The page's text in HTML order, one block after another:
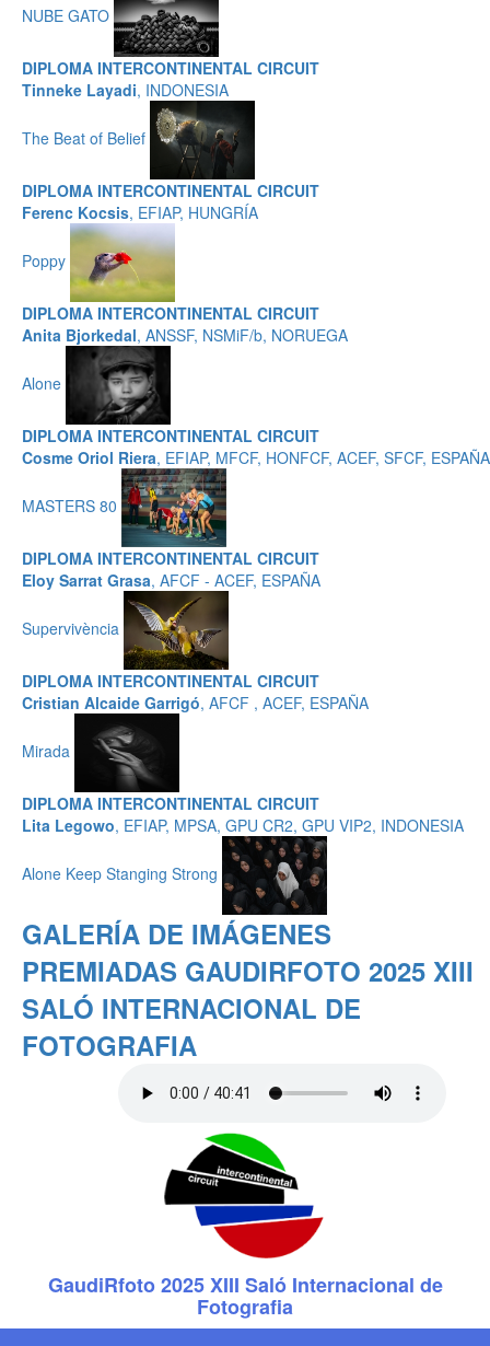
NUBE GATO
DIPLOMA INTERCONTINENTAL CIRCUIT
Tinneke Layadi, INDONESIA
The Beat of Belief
DIPLOMA INTERCONTINENTAL CIRCUIT
Ferenc Kocsis, EFIAP, HUNGRÍA
Poppy
DIPLOMA INTERCONTINENTAL CIRCUIT
Anita Bjorkedal, ANSSF, NSMiF/b, NORUEGA
Alone
DIPLOMA INTERCONTINENTAL CIRCUIT
Cosme Oriol Riera, EFIAP, MFCF, HONFCF, ACEF, SFCF, ESPAÑA
MASTERS 80
DIPLOMA INTERCONTINENTAL CIRCUIT
Eloy Sarrat Grasa, AFCF - ACEF, ESPAÑA
Supervivència
DIPLOMA INTERCONTINENTAL CIRCUIT
Cristian Alcaide Garrigó, AFCF , ACEF, ESPAÑA
Mirada
DIPLOMA INTERCONTINENTAL CIRCUIT
Lita Legowo, EFIAP, MPSA, GPU CR2, GPU VIP2, INDONESIA
Alone Keep Stanging Strong
GALERÍA DE IMÁGENES
PREMIADAS GAUDIRFOTO 2025 XIII
SALÓ INTERNACIONAL DE
FOTOGRAFIA
GaudiRfoto 2025 XIII Saló Internacional de
Fotografia